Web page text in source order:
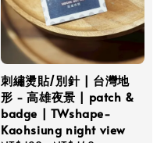
刺繡燙貼/別針 | 台灣地
形 - 高雄夜景 | patch &
badge | TWshape-
Kaohsiung night view